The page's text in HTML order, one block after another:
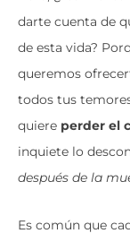
darte cuenta de
de esta vida?
queremos
todos tus
quiere perder el
inquiete lo
después de la
Es común que